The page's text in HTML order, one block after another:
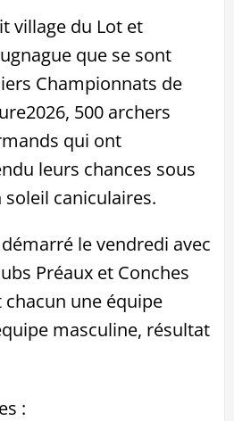
village du Lot et
que se sont
Championnats de
500 archers
qui ont
leurs chances sous
caniculaires.
le vendredi avec
Préaux et Conches
une équipe
masculine, résultat
: